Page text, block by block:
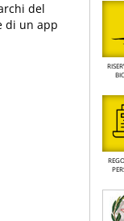
del
di un app